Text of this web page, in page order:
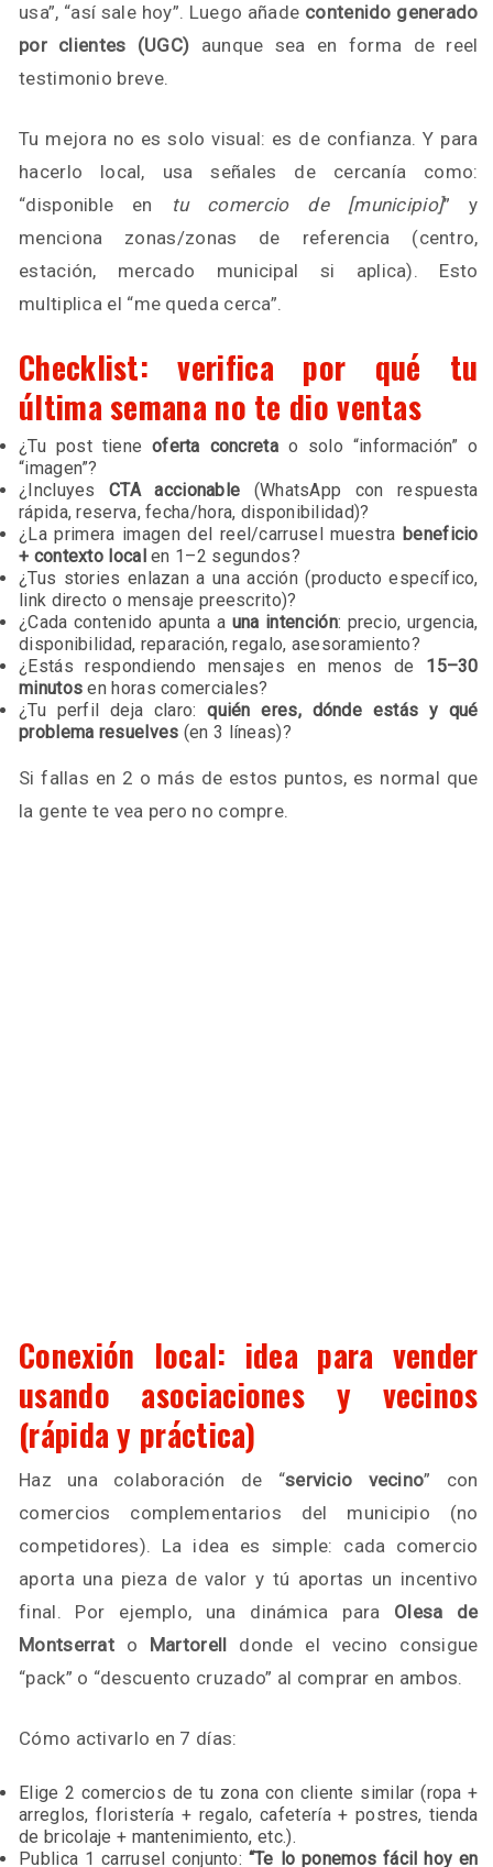
usa”, “así sale hoy”. Luego añade contenido generado
por clientes (UGC) aunque sea en forma de reel
testimonio breve.
Tu mejora no es solo visual: es de confianza. Y para
hacerlo local, usa señales de cercanía como:
“disponible en
tu comercio de [municipio]” y
menciona zonas/zonas de referencia (centro,
estación, mercado municipal si aplica). Esto
multiplica el “me queda cerca”.
Checklist: verifica por qué tu
última semana no te dio ventas
¿Tu post tiene oferta concretao solo “información” o
“imagen”?
¿IncluyesCTA accionable (WhatsApp con respuesta
rápida, reserva, fecha/hora, disponibilidad)?
¿La primera imagen del reel/carrusel muestra beneficio
+ contexto localen 1–2 segundos?
¿Tus stories enlazan a una acción (producto específico,
link directo o mensaje preescrito)?
¿Cada contenido apunta a una intención: precio, urgencia,
disponibilidad, reparación, regalo, asesoramiento?
¿Estás respondiendo mensajes en menos de 15–30
minutos en horas comerciales?
¿Tu perfil deja claro:quién eres, dónde estás y qué
problema resuelves (en 3 líneas)?
Si fallas en 2 o más de estos puntos, es normal que
la gente te vea pero no compre.
Conexión local: idea para vender
usando asociaciones y vecinos
(rápida y práctica)
Haz una colaboración de “servicio vecino” con
comercios complementarios del municipio (no
competidores). La idea es simple: cada comercio
aporta una pieza de valor y tú aportas un incentivo
final. Por ejemplo, una dinámica para Olesa de
Montserrat o Martorell donde el vecino consigue
“pack” o “descuento cruzado” al comprar en ambos.
Cómo activarlo en 7 días:
Elige 2 comercios de tu zona con cliente similar (ropa +
arreglos, floristería + regalo, cafetería + postres, tienda
de bricolaje + mantenimiento, etc.).
Publica 1 carrusel conjunto: “Te lo ponemos fácil hoy en